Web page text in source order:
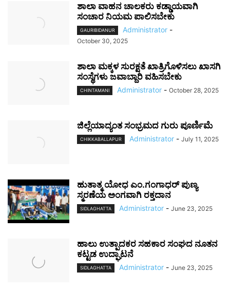
ಶಾಲಾ ವಾಹನ ಚಾಲಕರು ಕಡ್ಡಾಯವಾಗಿ
ಸಂಚಾರ ನಿಯಮ ಪಾಲಿಸಬೇಕು
GAURIBIDANUR Administrator -
October 30, 2025
ಶಾಲಾ ಮಕ್ಕಳ ಸುರಕ್ಷತೆ ಖಾತ್ರಿಗೊಳಿಸಲು ಖಾಸಗಿ
ಸಂಸ್ಥೆಗಳು ಜವಾಬ್ದಾರಿ ವಹಿಸಬೇಕು
CHINTAMANI Administrator - October 28, 2025
ಜಿಲ್ಲೆಯಾದ್ಯಂತ ಸಂಭ್ರಮದ ಗುರು ಪೂರ್ಣಿಮೆ
CHIKKABALLAPUR Administrator - July 11, 2025
ಹುತಾತ್ಮ ಯೋಧ ಎಂ.ಗಂಗಾಧರ್ ಪುಣ್ಯ
ಸ್ಮರಣೆಯ ಅಂಗವಾಗಿ ರಕ್ತದಾನ
SIDLAGHATTA Administrator - June 23, 2025
ಹಾಲು ಉತ್ಪಾದಕರ ಸಹಕಾರ ಸಂಘದ ನೂತನ
ಕಟ್ಟಡ ಉದ್ಘಾಟನೆ
SIDLAGHATTA Administrator - June 23, 2025